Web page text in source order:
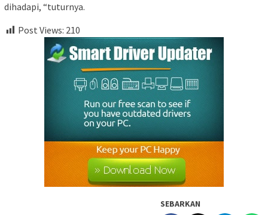
dihadapi, “tuturnya.
Post Views: 210
SEBARKAN